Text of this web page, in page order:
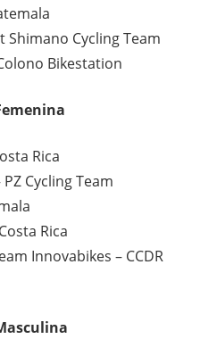
Shimano Cycling Team
Bikestation
Rica
Cycling Team
Rica
Innovabikes – CCDR